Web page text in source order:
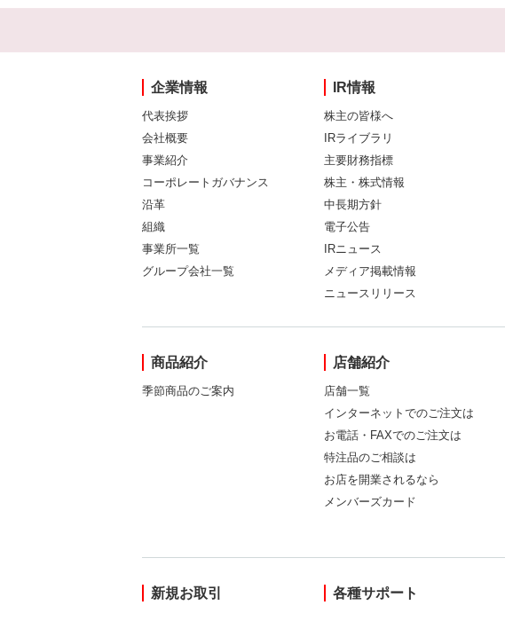
企業情報
代表挨拶
会社概要
事業紹介
コーポレートガバナンス
沿革
組織
事業所一覧
グループ会社一覧
IR情報
株主の皆様へ
IRライブラリ
主要財務指標
株主・株式情報
中長期方針
電子公告
IRニュース
メディア掲載情報
ニュースリリース
商品紹介
季節商品のご案内
店舗紹介
店舗一覧
インターネットでのご注文は
お電話・FAXでのご注文は
特注品のご相談は
お店を開業されるなら
メンバーズカード
新規お取引 各種サポート